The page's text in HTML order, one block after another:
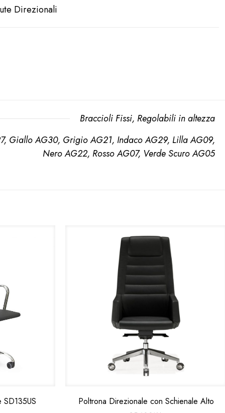
Direzionali
Braccioli Fissi, Regolabili in altezza
Giallo AG30, Grigio AG21, Indaco AG29, Lilla AG09,
Nero AG22, Rosso AG07, Verde Scuro AG05
Poltrona Direzionale con Schienale Alto